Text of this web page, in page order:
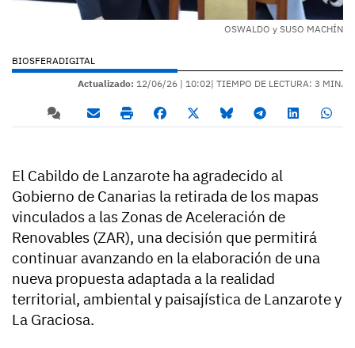
OSWALDO y SUSO MACHÍN
BIOSFERADIGITAL
Actualizado: 12/06/26 | 10:02| TIEMPO DE LECTURA: 3 MIN.
El Cabildo de Lanzarote ha agradecido al
Gobierno de Canarias la retirada de los mapas
vinculados a las Zonas de Aceleración de
Renovables (ZAR), una decisión que permitirá
continuar avanzando en la elaboración de una
nueva propuesta adaptada a la realidad
territorial, ambiental y paisajística de Lanzarote y
La Graciosa.